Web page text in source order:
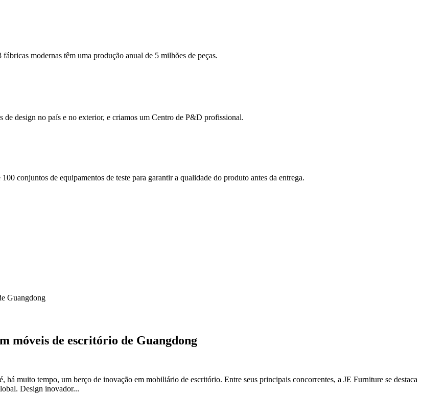
modernas têm uma produção anual de 5 milhões de peças.
de design no país e no exterior, e criamos um Centro de P&D profissional.
conjuntos de equipamentos de teste para garantir a qualidade do produto antes da entrega.
móveis de escritório de Guangdong
muito tempo, um berço de inovação em mobiliário de escritório. Entre seus principais concorrentes, a JE Furniture se destaca
Design inovador...